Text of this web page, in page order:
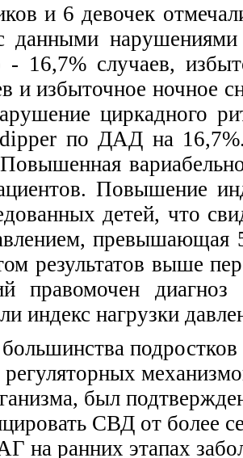
и 6 девочек
данными
- 16,7% случаев,
и избыточное ночное
циркадного
по ДАД на
Повышение
детей, что
превышающая
результатов выше
правомочен
индекс нагрузки
был
СВД от более
на ранних этапах